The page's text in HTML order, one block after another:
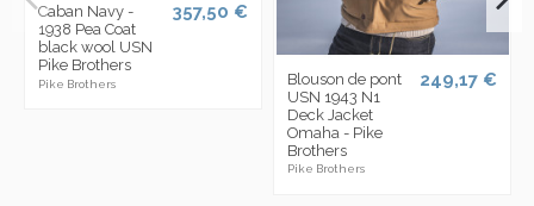
Caban Navy -
1938 Pea Coat
black wool USN
Pike Brothers
Pike Brothers
357,50 €
Blouson de pont
USN 1943 N1
Deck Jacket
Omaha - Pike
Brothers
Pike Brothers
249,17 €